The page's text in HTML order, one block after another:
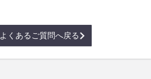
よくあるご質問へ戻る